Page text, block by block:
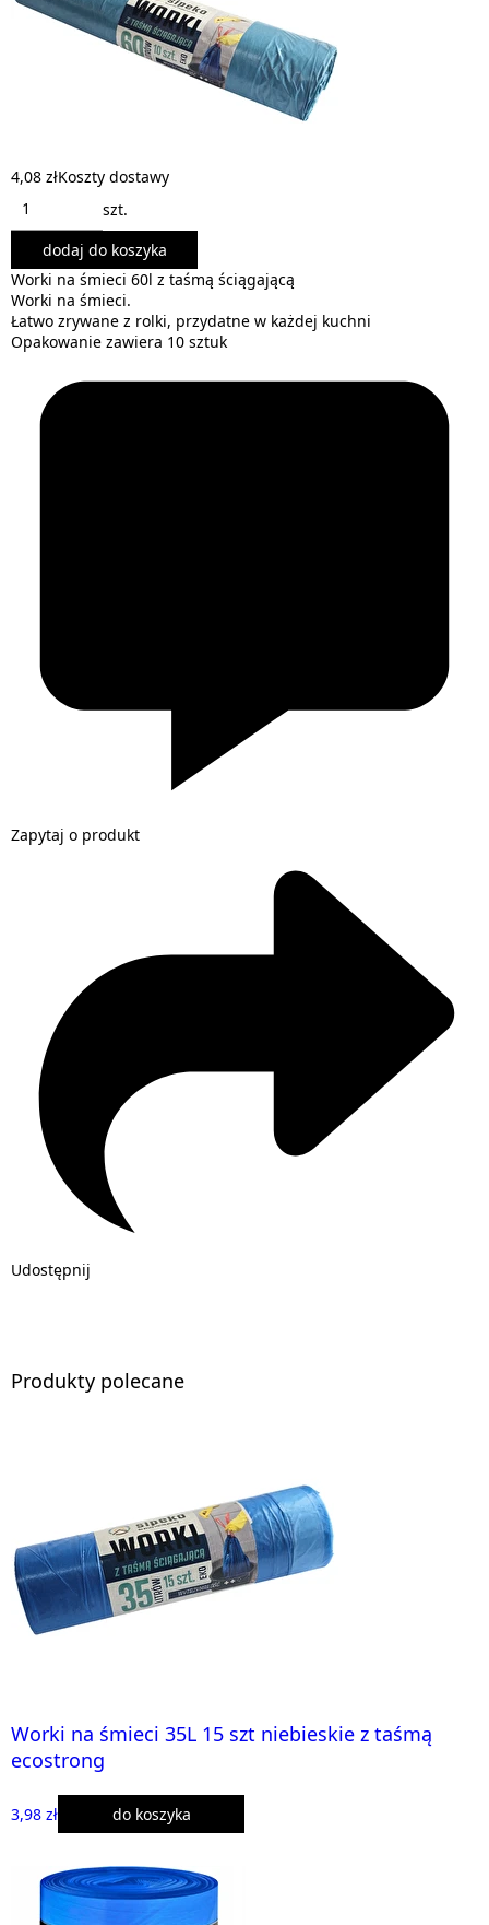
4,08 złKoszty dostawy
szt.
dodaj do koszyka
Worki na śmieci 60l z taśmą ściągającą
Worki na śmieci.
Łatwo zrywane z rolki, przydatne w każdej kuchni
Opakowanie zawiera 10 sztuk
Zapytaj o produkt
Udostępnij
Produkty polecane
Worki na śmieci 35L 15 szt niebieskie z taśmą
ecostrong
3,98 zł do koszyka